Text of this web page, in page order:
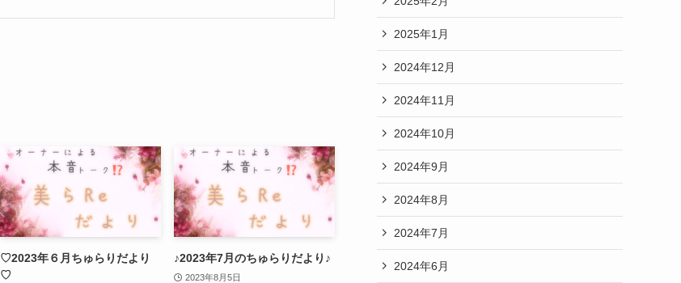
♡2023年６月ちゅらりだより
♡
♪2023年7月のちゅらりだより♪
2023年8月5日
2025年1月
2024年12月
2024年11月
2024年10月
2024年9月
2024年8月
2024年7月
2024年6月